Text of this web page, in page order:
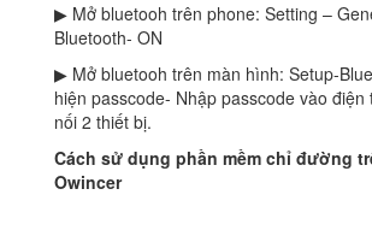
▶ Mở bluetooh trên phone: Setting –
Bluetooth- ON
▶ Mở bluetooh trên màn hình: Setup-
hiện passcode- Nhập passcode vào
nối 2 thiết bị.
Cách sử dụng phần mềm chỉ đường
Owincer